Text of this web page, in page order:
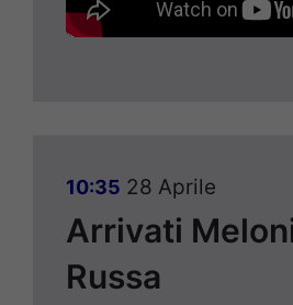
10:35 28 Aprile
Arrivati
Russa